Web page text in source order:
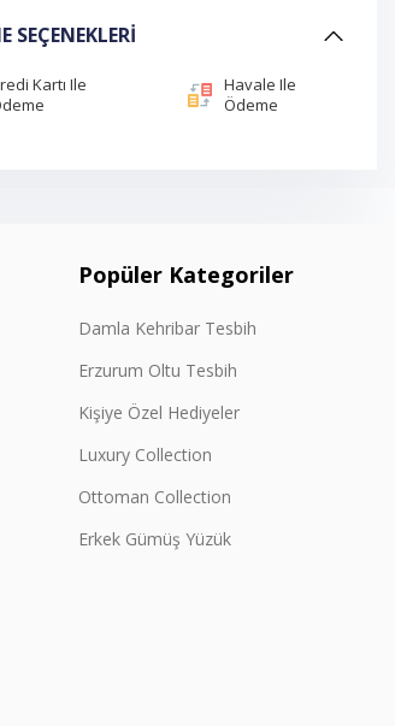
SEÇENEKLERI
Kartı Ile
Havale Ile
Ödeme
Popüler Kategoriler
Damla Kehribar Tesbih
Erzurum Oltu Tesbih
Kişiye Özel Hediyeler
Luxury Collection
Ottoman Collection
Erkek Gümüş Yüzük